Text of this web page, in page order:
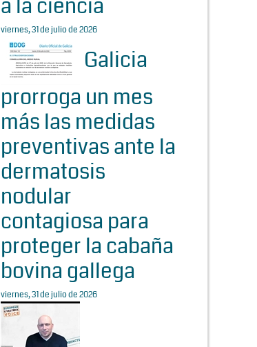
a la ciencia
viernes, 31 de julio de 2026
Galicia
prorroga un mes
más las medidas
preventivas ante la
dermatosis
nodular
contagiosa para
proteger la cabaña
bovina gallega
viernes, 31 de julio de 2026